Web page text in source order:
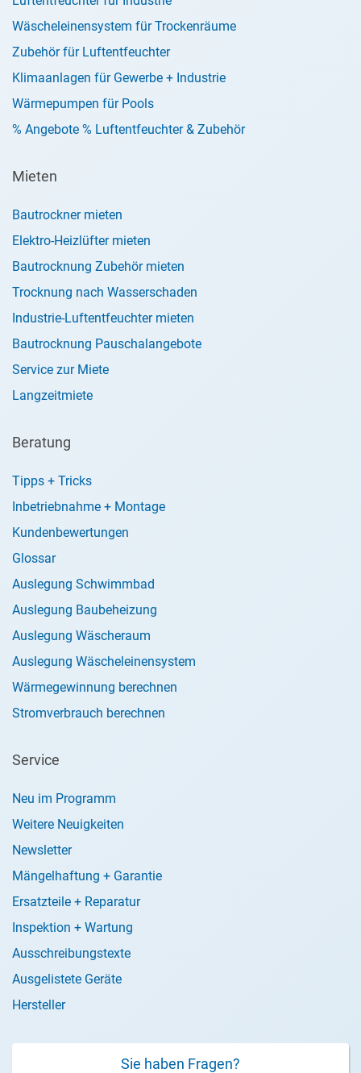
Wäscheleinensystem für Trockenräume
Zubehör für Luftentfeuchter
Klimaanlagen für Gewerbe + Industrie
Wärmepumpen für Pools
% Angebote % Luftentfeuchter & Zubehör
Mieten
Bautrockner mieten
Elektro-Heizlüfter mieten
Bautrocknung Zubehör mieten
Trocknung nach Wasserschaden
Industrie-Luftentfeuchter mieten
Bautrocknung Pauschalangebote
Service zur Miete
Langzeitmiete
Beratung
Tipps + Tricks
Inbetriebnahme + Montage
Kundenbewertungen
Glossar
Auslegung Schwimmbad
Auslegung Baubeheizung
Auslegung Wäscheraum
Auslegung Wäscheleinensystem
Wärmegewinnung berechnen
Stromverbrauch berechnen
Service
Neu im Programm
Weitere Neuigkeiten
Newsletter
Mängelhaftung + Garantie
Ersatzteile + Reparatur
Inspektion + Wartung
Ausschreibungstexte
Ausgelistete Geräte
Hersteller
Sie haben Fragen?